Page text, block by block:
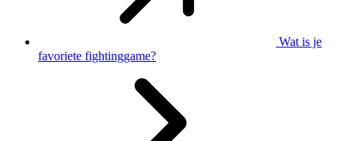
Wat is je
favoriete fightinggame?